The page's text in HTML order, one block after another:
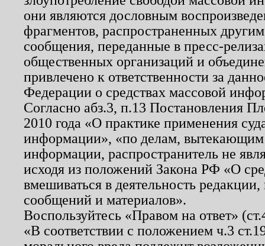
они являются дословным
фрагментов, распространенных
сообщения, переданные в пресс-
общественных организаций и
привлечено к ответственности за
Федерации о средствах массовой
Согласно абз.3, п.13 Постановления
2010 года «О практике применения
информации», «по делам, вытекающим
информации, распространитель не
исходя из положений Закона РФ «О
вмешиваться в деятельность
сообщений и материалов».
Воспользуйтесь «Правом на ответ»
«В соответствии с положением ч.3